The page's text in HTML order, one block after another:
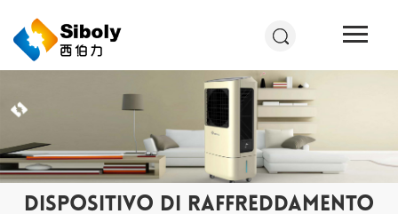
DISPOSITIVO DI RAFFREDDAMENTO